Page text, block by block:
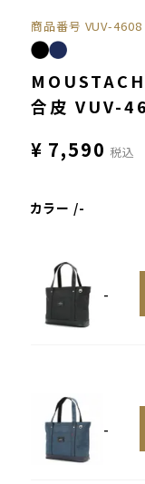
商品番号 VUV-4608
合皮 VUV-
¥ 7,590 税込
カラー -
-
-